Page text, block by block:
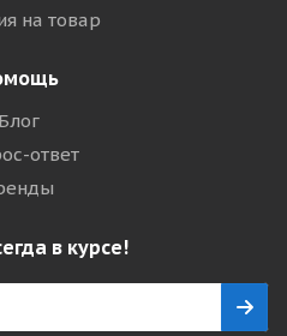
на товар
Блог
ответ
в курсе!